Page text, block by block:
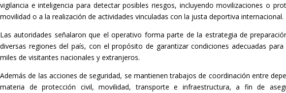
vigilancia e inteligencia para detectar posibles riesgos, incluyendo movilizaciones o
movilidad o a la realización de actividades vinculadas con la justa deportiva internacional.
Las autoridades señalaron que el operativo forma parte de la estrategia de
diversas regiones del país, con el propósito de garantizar condiciones adecuadas
miles de visitantes nacionales y extranjeros.
Además de las acciones de seguridad, se mantienen trabajos de coordinación entre
materia de protección civil, movilidad, transporte e infraestructura, a fin de